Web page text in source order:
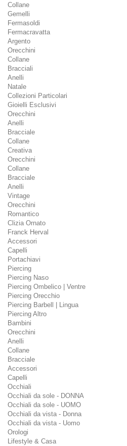
Collane
Gemelli
Fermasoldi
Fermacravatta
Argento
Orecchini
Collane
Bracciali
Anelli
Natale
Collezioni Particolari
Gioielli Esclusivi
Orecchini
Anelli
Bracciale
Collane
Creativa
Orecchini
Collane
Bracciale
Anelli
Vintage
Orecchini
Romantico
Clizia Ornato
Franck Herval
Accessori
Capelli
Portachiavi
Piercing
Piercing Naso
Piercing Ombelico | Ventre
Piercing Orecchio
Piercing Barbell | Lingua
Piercing Altro
Bambini
Orecchini
Anelli
Collane
Bracciale
Accessori
Capelli
Occhiali
Occhiali da sole - DONNA
Occhiali da sole - UOMO
Occhiali da vista - Donna
Occhiali da vista - Uomo
Orologi
Lifestyle & Casa